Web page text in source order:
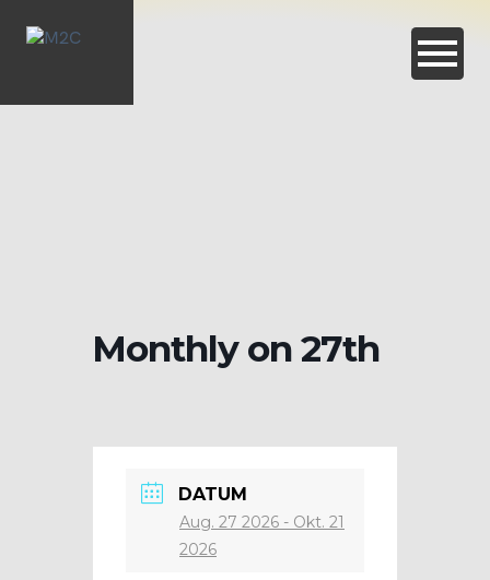
Monthly on 27th
DATUM
Aug. 27 2026 - Okt. 21
2026